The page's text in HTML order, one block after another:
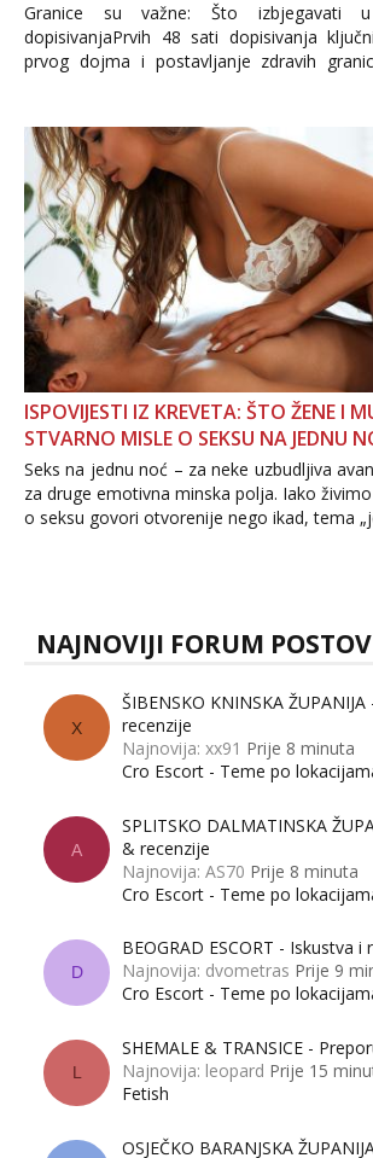
Granice su važne: Što izbjegavati
dopisivanjaPrvih 48 sati dopisivanja
prvog dojma i postavljanje zdravih
Važno je izbjeći prebrzo otkrivanje
informacija, jer nepoznata osoba još
povjerenje. Takođe...
ISPOVIJESTI IZ KREVETA: ŠTO ŽENE I
STVARNO MISLE O SEKSU NA JEDNU
Seks na jednu noć – za neke uzbudljiva
za druge emotivna minska polja. Iako
o seksu govori otvorenije nego ikad, tema
dalje izaziva burne rasprave. Što
NAJNOVIJI FORUM
X
ŠIBENSKO KNINSKA
recenzije
Najnovija: xx91 Prije 8 minuta
Cro Escort - Teme po
A
SPLITSKO DALMATINSKA
& recenzije
Najnovija: AS70 Prije 8 minuta
Cro Escort - Teme po
D
BEOGRAD ESCORT - Iskustva i
Najnovija: dvometras Prije 9
Cro Escort - Teme po
L
SHEMALE & TRANSICE -
Najnovija: leopard Prije 15
Fetish
OSJEČKO BARANJSKA